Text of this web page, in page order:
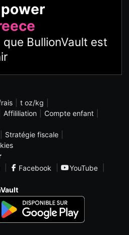
BullionVault est
t oz/kg
Affililiation
Compte enfant
Stratégie fiscale
Facebook
YouTube